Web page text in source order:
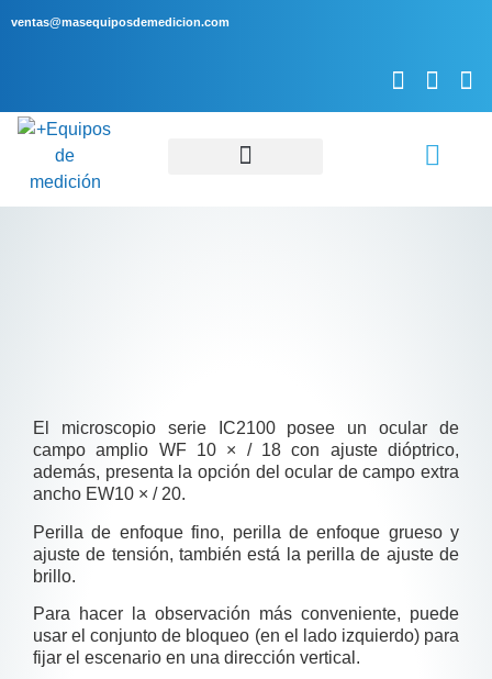
ventas@masequiposdemedicion.com
El microscopio serie IC2100 posee un ocular de
campo amplio WF 10 × / 18 con ajuste dióptrico,
además, presenta la opción del ocular de campo extra
ancho EW10 × / 20.
Perilla de enfoque fino, perilla de enfoque grueso y
ajuste de tensión, también está la perilla de ajuste de
brillo.
Para hacer la observación más conveniente, puede
usar el conjunto de bloqueo (en el lado izquierdo) para
fijar el escenario en una dirección vertical.